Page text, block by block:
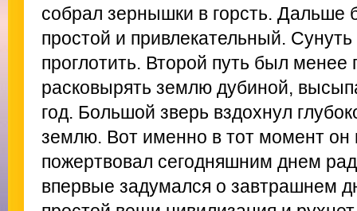
собрал зернышки в горсть. Дальше
простой и привлекательный.
проглотить. Второй путь был менее
расковырять землю дубиной,
год. Большой зверь вздохнул
землю. Вот именно в тот момент он
пожертвовал сегодняшним днем
впервые задумался о завтрашнем